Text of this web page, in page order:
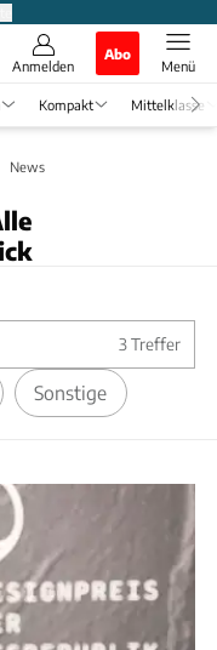
Anmelden
Abo
Menü
Kompakt Mittelklasse
News
3Treffer
Sonstige